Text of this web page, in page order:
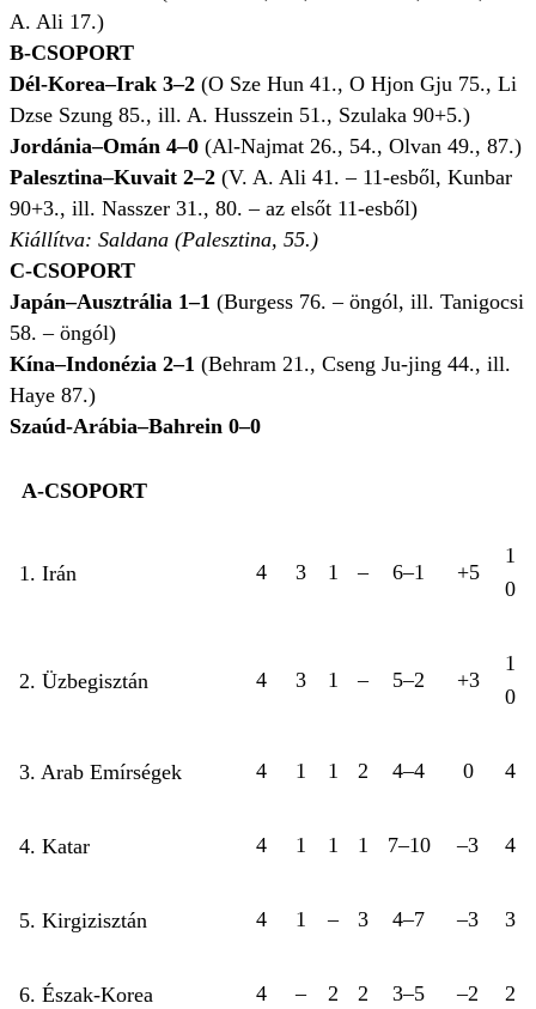
A. Ali 17.)
B-CSOPORT
Dél-Korea–Irak 3–2 (O Sze Hun 41., O Hjon Gju 75., Li
Dzse Szung 85., ill. A. Husszein 51., Szulaka 90+5.)
Jordánia–Omán 4–0 (Al-Najmat 26., 54., Olvan 49., 87.)
Palesztina–Kuvait 2–2 (V. A. Ali 41. – 11-esből, Kunbar
90+3., ill. Nasszer 31., 80. – az elsőt 11-esből)
Kiállítva: Saldana (Palesztina, 55.)
C-CSOPORT
Japán–Ausztrália 1–1 (Burgess 76. – öngól, ill. Tanigocsi
58. – öngól)
Kína–Indonézia 2–1 (Behram 21., Cseng Ju-jing 44., ill.
Haye 87.)
Szaúd-Arábia–Bahrein 0–0
1. Irán 4 3 1 – 6–1 +5
1
0
2. Üzbegisztán 4 3 1 – 5–2 +3
1
0
3. Arab Emírségek 4 1 1 2 4–4 0 4
4. Katar 4 1 1 1 7–10 –3 4
5. Kirgizisztán 4 1 – 3 4–7 –3 3
6. Észak-Korea 4 – 2 2 3–5 –2 2
A-CSOPORT